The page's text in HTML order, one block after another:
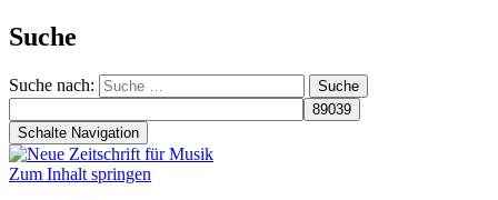
Suche
Suche nach:
Schalte Navigation
Zum Inhalt springen